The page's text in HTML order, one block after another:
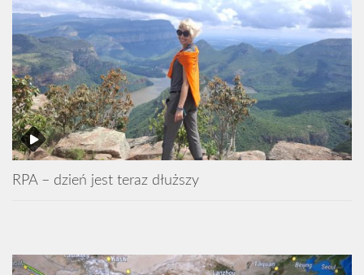
RPA – dzień jest teraz dłuższy